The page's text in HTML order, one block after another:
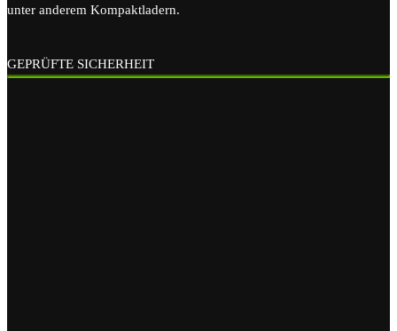
unter anderem Kompaktladern.
GEPRÜFTE SICHERHEIT